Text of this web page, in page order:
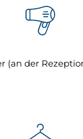
(an der